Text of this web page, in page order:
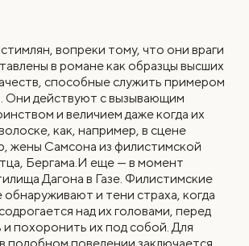
вопреки тому, что они враги
в романе как образцы высших
способные служить примером
Они действуют с вызывающим
и величием даже когда их
как, например, в сцене
жены Самсона из филистимской
Бергама.И еще — в момент
Дагона в Газе. Филистимские
и тени страха, когда
над их головами, перед
и похоронить их под собой. Для